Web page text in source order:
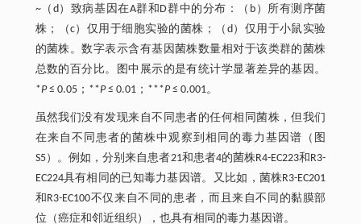
~（d）致病基因在A群和D群中的分布：（b）所有测序菌
株；（c）仅用于细胞实验的菌株；（d）仅用于小鼠实验
的菌株。数字表示含有基因菌株数量相对于该类群的菌株
总数的百分比。图中展示的是有统计学显著差异的基因。
*P≤ 0.05；**P≤ 0.01；***P≤ 0.001。
虽然我们没有发现来自不同患者的任何相同菌株，但我们
在来自不同患者的菌株中观察到相同的毒力基因谱（图
S5）。例如，分别来自患者21和患者4的菌株R4-EC223和R3-
EC224具有相同的已知毒力基因谱。又比如，菌株R3-EC201
和R3-EC100不仅来自不同的患者，而且来自不同的黏膜部
位（癌症和邻近组织），也具有相同的毒力基因谱。